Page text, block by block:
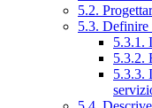
5.2.
5.3.
5.3.1.
5.3.2.
5.3.3.